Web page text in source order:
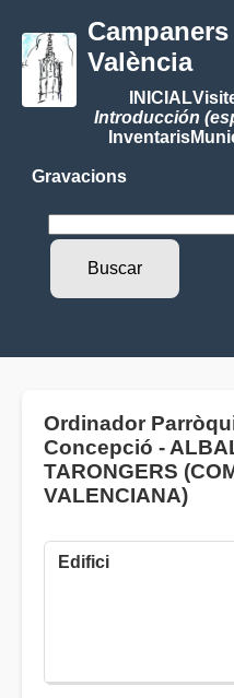
València
INICIAL
Introducción
Inventaris
Gravacions
Ordinador
Concepció -
TARONGERS
VALENCIANA)